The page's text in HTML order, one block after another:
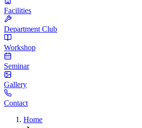
Facilities
Department Club
Workshop
Seminar
Gallery
Contact
Home